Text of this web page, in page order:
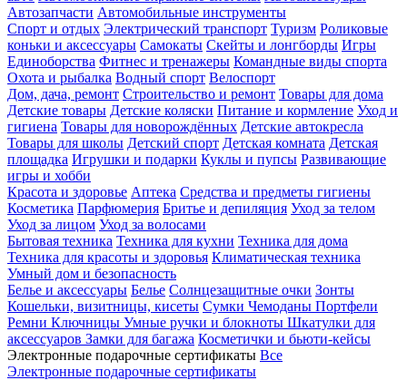
Автозапчасти Автомобильные инструменты
Спорт и отдых Электрический транспорт Туризм Роликовые
коньки и аксессуары Самокаты Скейты и лонгборды Игры
Единоборства Фитнес и тренажеры Командные виды спорта
Охота и рыбалка Водный спорт Велоспорт
Дом, дача, ремонт Строительство и ремонт Товары для дома
Детские товары Детские коляски Питание и кормление Уход и
гигиена Товары для новорождённых Детские автокресла
Товары для школы Детский спорт Детская комната Детская
площадка Игрушки и подарки Куклы и пупсы Развивающие
игры и хобби
Красота и здоровье Аптека Средства и предметы гигиены
Косметика Парфюмерия Бритье и депиляция Уход за телом
Уход за лицом Уход за волосами
Бытовая техника Техника для кухни Техника для дома
Техника для красоты и здоровья Климатическая техника
Умный дом и безопасность
Белье и аксессуары Белье Солнцезащитные очки Зонты
Кошельки, визитницы, кисеты Сумки Чемоданы Портфели
Ремни Ключницы Умные ручки и блокноты Шкатулки для
аксессуаров Замки для багажа Косметички и бьюти-кейсы
Электронные подарочные сертификаты Все
Электронные подарочные сертификаты